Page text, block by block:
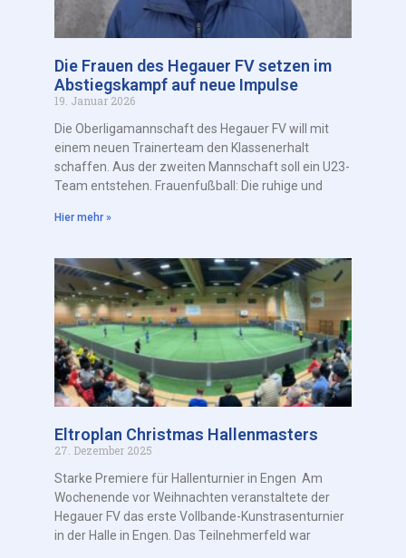
Die Frauen des Hegauer FV setzen im
Abstiegskampf auf neue Impulse
19. Januar 2026
Die Oberligamannschaft des Hegauer FV will mit
einem neuen Trainerteam den Klassenerhalt
schaffen. Aus der zweiten Mannschaft soll ein U23-
Team entstehen. Frauenfußball: Die ruhige und
Hier mehr »
Eltroplan Christmas Hallenmasters
27. Dezember 2025
Starke Premiere für Hallenturnier in Engen Am
Wochenende vor Weihnachten veranstaltete der
Hegauer FV das erste Vollbande-Kunstrasenturnier
in der Halle in Engen. Das Teilnehmerfeld war